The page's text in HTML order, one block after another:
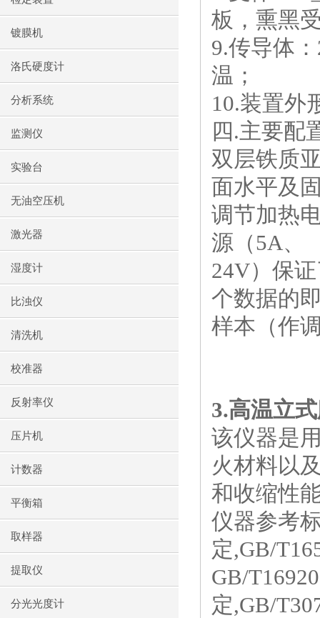
镀膜机
洛氏硬度计
分析系统
监测仪
实验台
无油空压机
激光器
湿度计
比浊仪
清洗机
校准器
反射率仪
压片机
计数器
平衡箱
取样器
提取仪
分光光度计
板，熏黑
9.传导体：
温；
10.装置外
四 .主要配
双层铁质
面水平及
调节加热
源（5A、
24V）保
个数据的
样本（作
3.高温立
该仪器是
火材料以
和收缩性
仪器参考
定,GB/
GB/
定,GB/